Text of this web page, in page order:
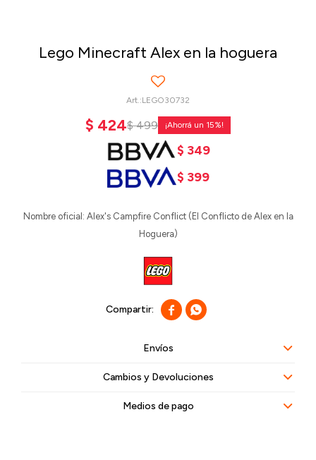
Lego Minecraft Alex en la hoguera
LEGO30732
$ 424$ 499 15
$ 349
$ 399
Nombre oficial: Alex's Campfire Conflict (El Conflicto de Alex en la
Hoguera)
 
Envíos
Cambios y Devoluciones
Medios de pago